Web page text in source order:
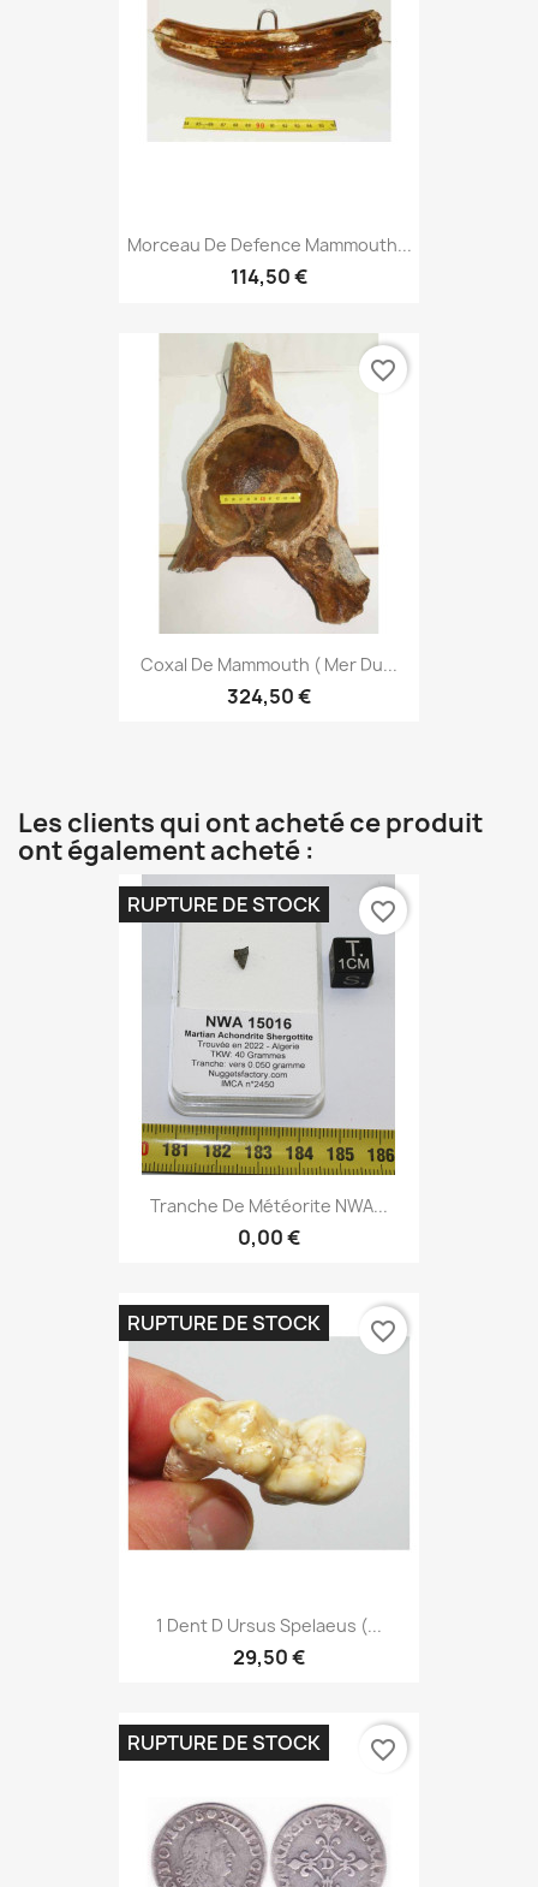
Morceau De Defence Mammouth...
114,50 €
Coxal De Mammouth ( Mer Du...
324,50 €
favorite_border
Les clients qui ont acheté ce produit
ont également acheté :
Tranche De Météorite NWA...
0,00 €
RUPTURE DE STOCK favorite_border
1 Dent D Ursus Spelaeus (...
29,50 €
RUPTURE DE STOCK favorite_border
RUPTURE DE STOCK favorite_border